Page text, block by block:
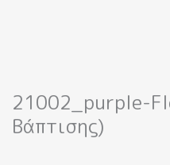
21002_purple-
Βάπτισης)